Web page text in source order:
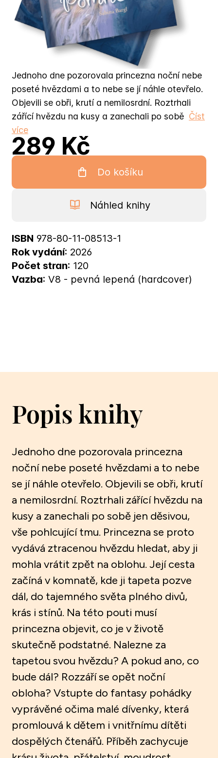
Jednoho dne pozorovala princezna noční nebe
poseté hvězdami a to nebe se jí náhle otevřelo.
Objevili se obři, krutí a nemilosrdní. Roztrhali
zářící hvězdu na kusy a zanechali po sobě Číst
více
289 Kč
Do košíku
Náhled knihy
ISBN 978-80-11-08513-1
Rok vydání: 2026
Počet stran: 120
Vazba: V8 - pevná lepená (hardcover)
Popis knihy
Jednoho dne pozorovala princezna
noční nebe poseté hvězdami a to nebe
se jí náhle otevřelo. Objevili se obři, krutí
a nemilosrdní. Roztrhali zářící hvězdu na
kusy a zanechali po sobě jen děsivou,
vše pohlcující tmu. Princezna se proto
vydává ztracenou hvězdu hledat, aby ji
mohla vrátit zpět na oblohu. Její cesta
začíná v komnatě, kde ji tapeta pozve
dál, do tajemného světa plného divů,
krás i stínů. Na této pouti musí
princezna objevit, co je v životě
skutečně podstatné. Nalezne za
tapetou svou hvězdu? A pokud ano, co
bude dál? Rozzáří se opět noční
obloha? Vstupte do fantasy pohádky
vyprávěné očima malé dívenky, která
promlouvá k dětem i vnitřnímu dítěti
dospělých čtenářů. Příběh zachycuje